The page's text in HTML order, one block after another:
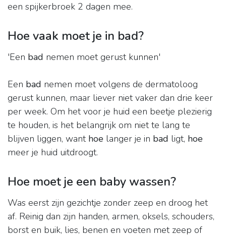
een spijkerbroek 2 dagen mee.
Hoe vaak moet je in bad?
'Een bad nemen moet gerust kunnen'
Een bad nemen moet volgens de dermatoloog
gerust kunnen, maar liever niet vaker dan drie keer
per week. Om het voor je huid een beetje plezierig
te houden, is het belangrijk om niet te lang te
blijven liggen, want hoe langer je in bad ligt, hoe
meer je huid uitdroogt.
Hoe moet je een baby wassen?
Was eerst zijn gezichtje zonder zeep en droog het
af. Reinig dan zijn handen, armen, oksels, schouders,
borst en buik, lies, benen en voeten met zeep of